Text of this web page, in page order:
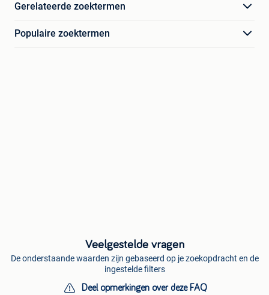
Gerelateerde zoektermen
Populaire zoektermen
Veelgestelde vragen
De onderstaande waarden zijn gebaseerd op je zoekopdracht en de
ingestelde filters
Deel opmerkingen over deze FAQ